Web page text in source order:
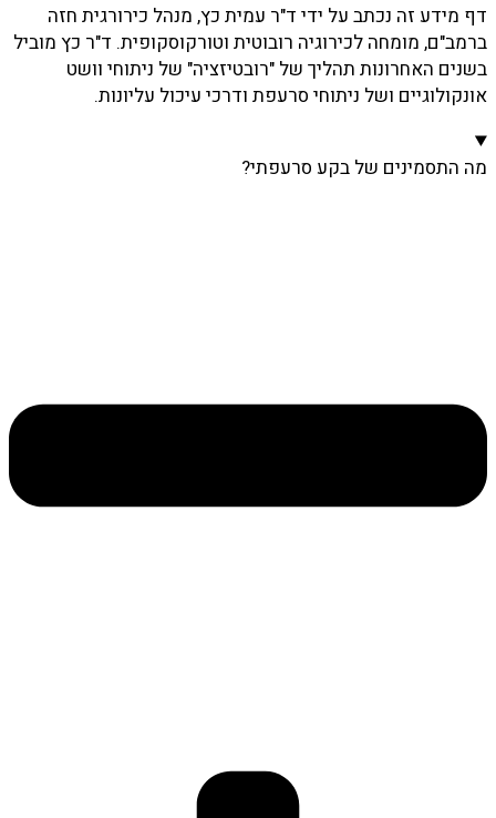
דף מידע זה נכתב על ידי ד"ר עמית כץ, מנהל כירורגית חזה
ברמב"ם, מומחה לכירוגיה רובוטית וטורקוסקופית. ד"ר כץ מוביל
בשנים האחרונות תהליך של "רובטיזציה" של ניתוחי וושט
אונקולוגיים ושל ניתוחי סרעפת ודרכי עיכול עליונות.
מה התסמינים של בקע סרעפתי?